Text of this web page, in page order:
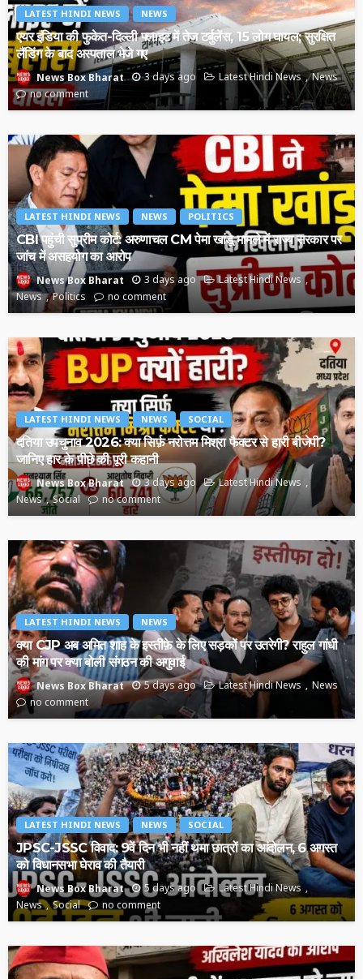
LATEST HINDI NEWS NEWS
एयर इंडिया की फुकेत-दिल्ली फ्लाइट में तेज टर्बुलेंस, 15 लोग घायल; सुरक्षित
लैंडिंग के बाद अस्पताल भेजे गए
News Box Bharat 3 days ago Latest Hindi News
News
no comment
LATEST HINDI NEWS NEWS POLITICS
CBI पहुंची सुप्रीम कोर्ट: अरुणाचल CM पेमा खांडू मामले में राज्य सरकार पर
जांच में असहयोग का आरोप
News Box Bharat 3 days ago
Latest Hindi News
News
Politics no comment
LATEST HINDI NEWS NEWS SOCIAL
दतिया उपचुनाव 2026: क्या सिर्फ़ नरोत्तम मिश्रा फैक्टर से हारी बीजेपी?
जानिए हार के पीछे की पूरी कहानी
News Box Bharat 3 days ago
Latest Hindi News
News
Social no comment
LATEST HINDI NEWS NEWS
क्या CJP अब अमित शाह के इस्तीफ़े के लिए सड़कों पर उतरेगी? राहुल गांधी
की मांग पर क्या बोली संगठन की अगुवाई
News Box Bharat 5 days ago Latest Hindi News
News
no comment
LATEST HINDI NEWS NEWS SOCIAL
JPSC-JSSC विवाद: 9वें दिन भी नहीं थमा छात्रों का आंदोलन, 6 अगस्त
को विधानसभा घेराव की तैयारी
News Box Bharat 5 days ago
Latest Hindi News
News
Social no comment